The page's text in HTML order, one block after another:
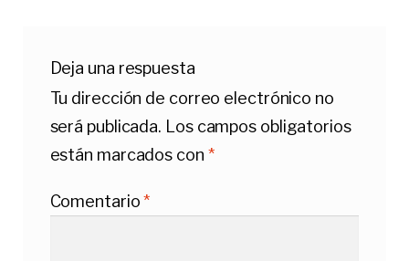
Deja una respuesta
Tu dirección de correo electrónico no
será publicada. Los campos obligatorios
están marcados con *
Comentario*